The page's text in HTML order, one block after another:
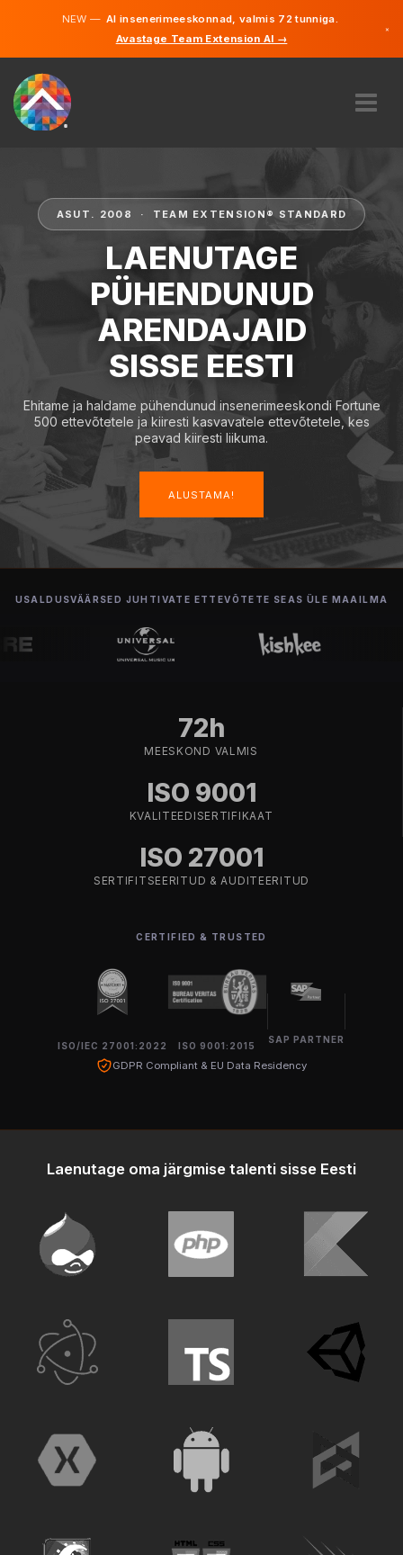
NEW —AI insenerimeeskonnad, valmis 72 tunniga.
Avastage Team Extension AI →
×
KUIDAS SEE TÖÖTAB
KARJÄÄR
ALUSTAMA
ASUT. 2008 · TEAM EXTENSION® STANDARD
LAENUTAGE
PÜHENDUNUD
ARENDAJAID
SISSE EESTI
Ehitame ja haldame pühendunud insenerimeeskondi Fortune
500 ettevõtetele ja kiiresti kasvavatele ettevõtetele, kes
peavad kiiresti liikuma.
ALUSTAMA!
USALDUSVÄÄRSED JUHTIVATE ETTEVÕTETE SEAS ÜLE MAAILMA
72h
MEESKOND VALMIS
ISO 9001
KVALITEEDISERTIFIKAAT
ISO 27001
SERTIFITSEERITUD & AUDITEERITUD
CERTIFIED & TRUSTED
ISO/IEC 27001:2022 ISO 9001:2015
SAP PARTNER
GDPR Compliant & EU Data Residency
Laenutage oma järgmise talenti sisse Eesti